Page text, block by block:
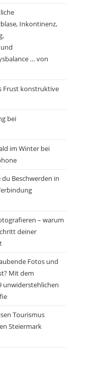
Inkontinenz,
… von
Frust konstruktive
bei
im Winter bei
du Beschwerden in
– warum
deiner
Fotos und
Mit dem
unwiderstehlichen
Tourismus
Steiermark